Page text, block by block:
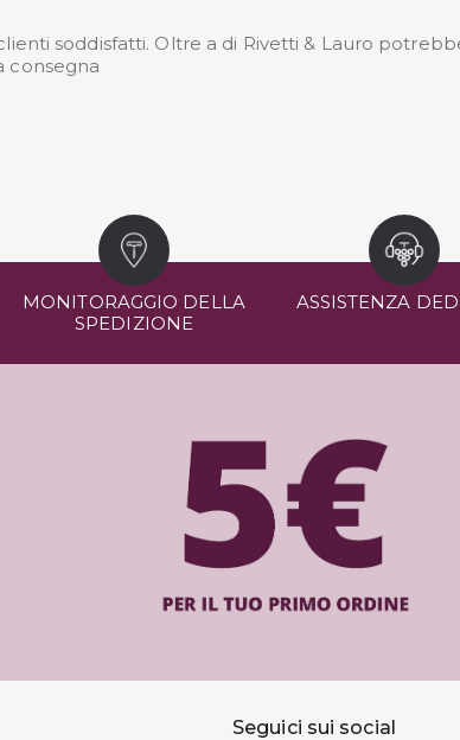
soddisfatti. Oltre a di Rivetti & Lauro
consegna
MONITORAGGIO DELLA
SPEDIZIONE
ASSISTENZA
Seguici sui social